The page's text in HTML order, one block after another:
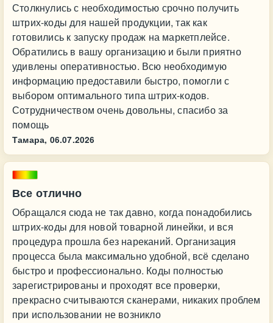
Столкнулись с необходимостью срочно получить
штрих-коды для нашей продукции, так как
готовились к запуску продаж на маркетплейсе.
Обратились в вашу организацию и были приятно
удивлены оперативностью. Всю необходимую
информацию предоставили быстро, помогли с
выбором оптимального типа штрих-кодов.
Сотрудничеством очень довольны, спасибо за
помощь
Тамара, 06.07.2026
Все отлично
Обращался сюда не так давно, когда понадобились
штрих-коды для новой товарной линейки, и вся
процедура прошла без нареканий. Организация
процесса была максимально удобной, всё сделано
быстро и профессионально. Коды полностью
зарегистрированы и проходят все проверки,
прекрасно считываются сканерами, никаких проблем
при использовании не возникло